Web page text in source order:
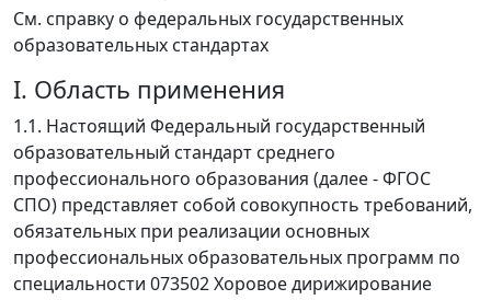
См. справку о федеральных государственных
образовательных стандартах
I. Область применения
1.1. Настоящий Федеральный государственный
образовательный стандарт среднего
профессионального образования (далее - ФГОС
СПО) представляет собой совокупность требований,
обязательных при реализации основных
профессиональных образовательных программ по
специальности 073502 Хоровое дирижирование